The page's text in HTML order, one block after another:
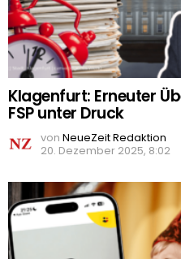
Klagenfurt: Erneuter
FSP unter Druck
von NeueZeit Redaktion
20. Dezember 2025, 8:02